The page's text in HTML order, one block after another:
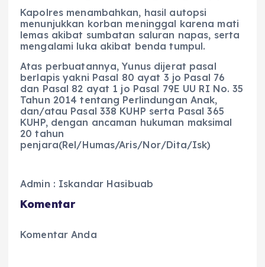
Kapolres menambahkan, hasil autopsi
menunjukkan korban meninggal karena mati
lemas akibat sumbatan saluran napas, serta
mengalami luka akibat benda tumpul.
Atas perbuatannya, Yunus dijerat pasal
berlapis yakni Pasal 80 ayat 3 jo Pasal 76
dan Pasal 82 ayat 1 jo Pasal 79E UU RI No. 35
Tahun 2014 tentang Perlindungan Anak,
dan/atau Pasal 338 KUHP serta Pasal 365
KUHP, dengan ancaman hukuman maksimal
20 tahun
penjara(Rel/Humas/Aris/Nor/Dita/Isk)
Admin : Iskandar Hasibuab
Komentar
Komentar Anda